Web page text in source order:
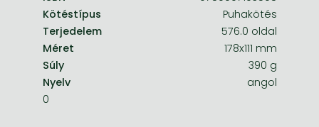
Kötéstípus
Puhakötés
Terjedelem
576.0 oldal
Méret
178x111 mm
Súly
390 g
Nyelv
angol
0